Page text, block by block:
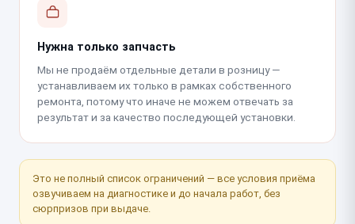
Нужна только запчасть
Мы не продаём отдельные детали в розницу —
устанавливаем их только в рамках собственного
ремонта, потому что иначе не можем отвечать за
результат и за качество последующей установки.
Это не полный список ограничений — все условия приёма
озвучиваем на диагностике и до начала работ, без
сюрпризов при выдаче.